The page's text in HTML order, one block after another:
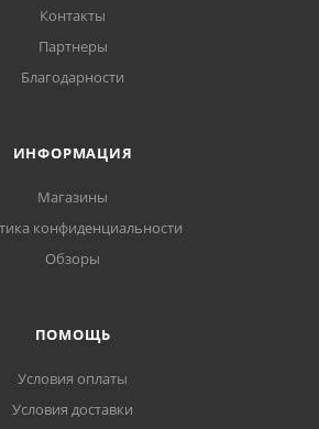
Контакты
Партнеры
Благодарности
ИНФОРМАЦИЯ
Магазины
конфиденциальности
Обзоры
ПОМОЩЬ
Условия оплаты
Условия доставки